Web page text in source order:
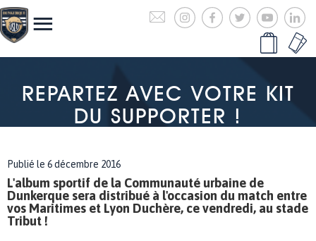
REPARTEZ AVEC VOTRE KIT
DU SUPPORTER !
Publié le 6 décembre 2016
L'album sportif de la Communauté urbaine de
Dunkerque sera distribué à l'occasion du match entre
vos Maritimes et Lyon Duchère, ce vendredi, au stade
Tribut !